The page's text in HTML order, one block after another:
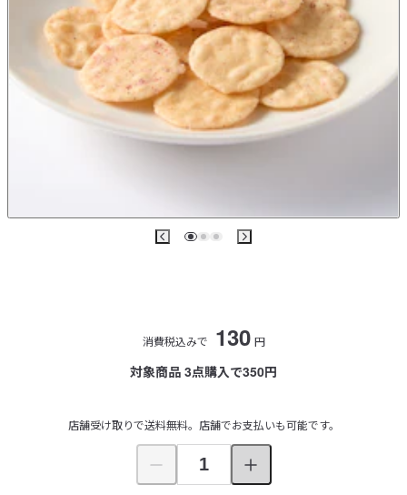
消費税込みで 130 円
対象商品 3点購入で350円
店舗受け取りで送料無料。店舗でお支払いも可能です。